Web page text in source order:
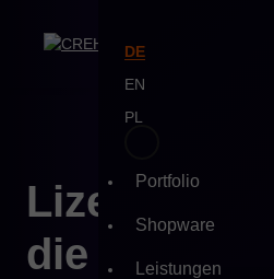
DE
EN
PL
Portfolio
Shopware
Leistungen
Lizenzen,
die Zukunft